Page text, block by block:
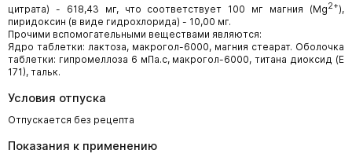
цитрата) - 618,43 мг, что соответствует 100 мг магния (Mg2+),
пиридоксин (в виде гидрохлорида) - 10,00 мг.
Прочими вспомогательными веществами являются:
Ядро таблетки: лактоза, макрогол-6000, магния стеарат. Оболочка
таблетки: гипромеллоза 6 мПа.с, макрогол-6000, титана диоксид (Е
171), тальк.
Условия отпуска
Отпускается без рецепта
Показания к применению